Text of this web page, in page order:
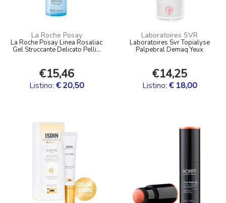
La Roche Posay
La Roche Posay Linea Rosaliac
Gel Struccante Delicato Pelli...
€15,46
Listino: € 20,50
Laboratoires SVR
Laboratoires Svr Topialyse
Palpebral Demaq Yeux
€14,25
Listino: € 18,00